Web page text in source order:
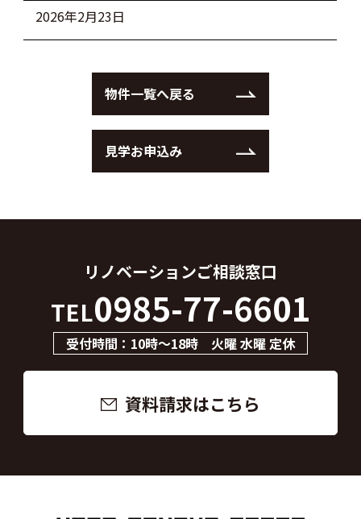
2026年2月23日
物件一覧へ戻る
見学お申込み
リノベーションご相談窓口
TEL0985-77-6601
受付時間：10時～18時 火曜 水曜 定休
資料請求はこちら